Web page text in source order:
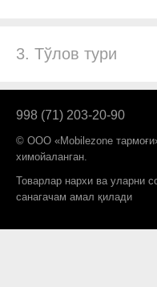
3. Тўлов тури
998 (71) 203-20-90
© ООО «Mobilezone
химойаланган.
Товарлар нархи ва уларни
санагачам амал қилади